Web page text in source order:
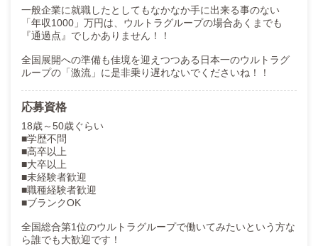
■ 営業広告担当
【役割】
店舗の集客成果を最大化するポジション。
【主な業務】
・各営業媒体の出稿管理
・PV／アクション数／予約数の分析
・市場シェアの確認
・競合分析
・改善施策の立案と実行
数値を読み取り、結果を出す仕事です。
━━━━━━━━━━
【役割】
一般企業に就職したとしてもなかなか手に出来る事のない
「年収1000」万円は、ウルトラグループの場合あくまでも
『通過点』でしかありません！！
全国展開への準備も佳境を迎えつつある日本一のウルトラグ
ループの「激流」に是非乗り遅れないでくださいね！！
応募資格
18歳～50歳ぐらい
■学歴不問
■高卒以上
■大卒以上
■未経験者歓迎
■職種経験者歓迎
■ブランクOK
全国総合第1位のウルトラグループで働いてみたいという方な
ら誰でも大歓迎です！